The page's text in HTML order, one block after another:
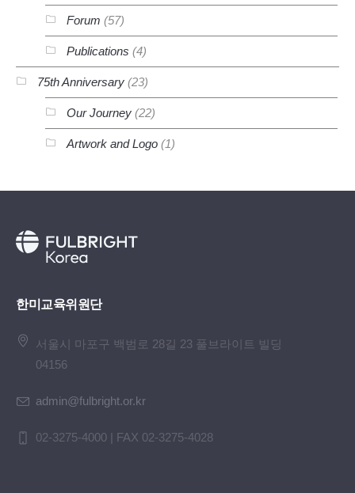
Forum (57)
Publications (4)
75th Anniversary (23)
Our Journey (22)
Artwork and Logo (1)
한미교육위원단
서울시 마포구 백범로 28길 23 풀브라이트 빌딩
04156
admin@fulbright.or.kr
02-3275-4000 | FAX 02-3275-4028